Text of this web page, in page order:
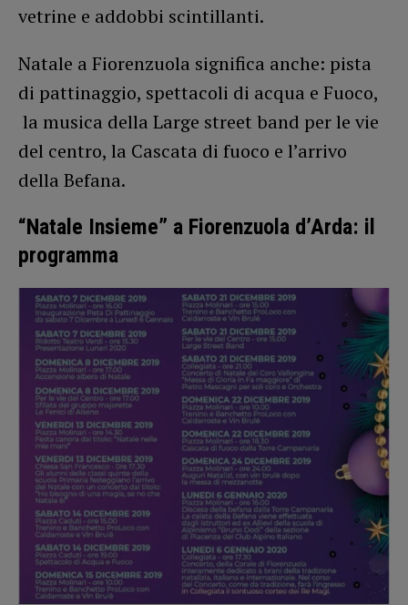
vetrine e addobbi scintillanti.
Natale a Fiorenzuola significa anche: pista
di pattinaggio, spettacoli di acqua e Fuoco,
la musica della Large street band per le vie
del centro, la Cascata di fuoco e l’arrivo
della Befana.
“Natale Insieme” a Fiorenzuola d’Arda: il
programma